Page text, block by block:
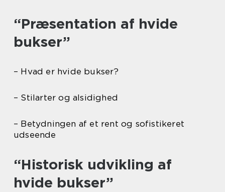
“Præsentation af hvide
bukser”
– Hvad er hvide bukser?
– Stilarter og alsidighed
– Betydningen af et rent og sofistikeret
udseende
“Historisk udvikling af
hvide bukser”